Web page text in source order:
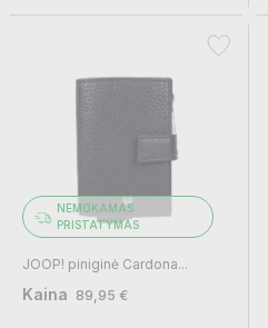
NEMOKAMAS
PRISTATYMAS
JOOP! piniginė Cardona...
Kaina 89,95 €